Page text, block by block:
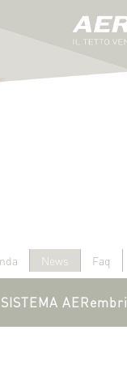
News Faq
SISTEMA